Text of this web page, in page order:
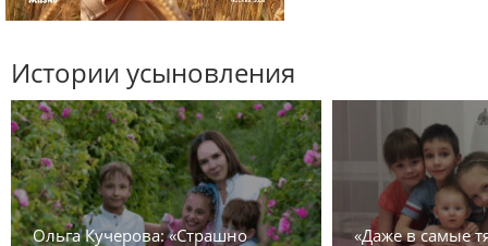
Истории усыновления
Ольга Кучерова: «Страшно
«Даже в самые